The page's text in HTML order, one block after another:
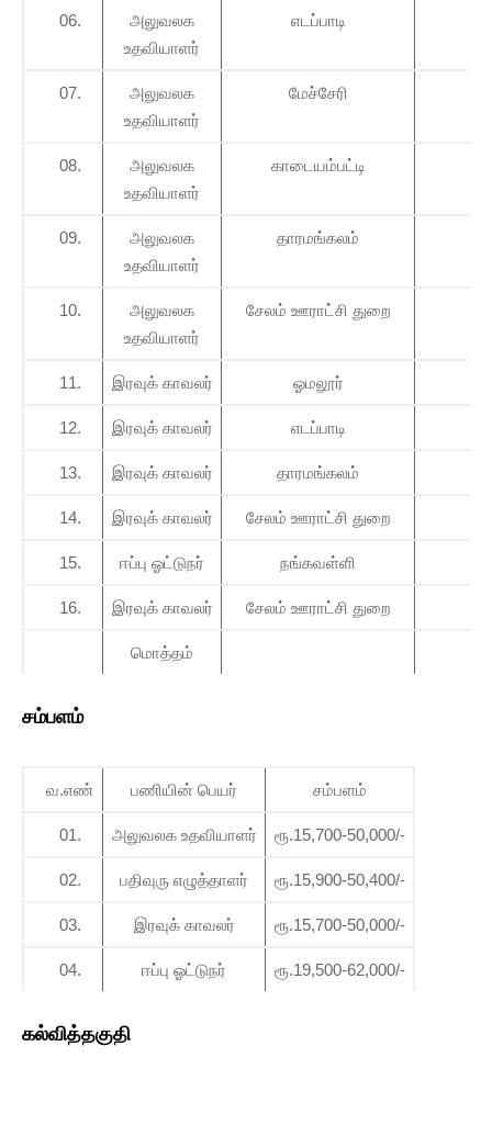
06.
அலுவலக
உதவியாளர்
எடப்பாடி
07.
அலுவலக
உதவியாளர்
மேச்சேரி
08.
அலுவலக
உதவியாளர்
காடையம்பட்டி
09.
அலுவலக
உதவியாளர்
தாரமங்கலம்
10.
அலுவலக
உதவியாளர்
சேலம் ஊராட்சி துறை
11. இரவுக் காவலர் ஓமலூர்
12. இரவுக் காவலர் எடப்பாடி
13. இரவுக் காவலர் தாரமங்கலம்
14. இரவுக் காவலர் சேலம் ஊராட்சி துறை
15. ஈப்பு ஓட்டுநர் நங்கவள்ளி
16. இரவுக் காவலர் சேலம் ஊராட்சி துறை
மொத்தம்
சம்பளம்
வ.எண் பணியின் பெயர் சம்பளம்
01. அலுவலக உதவியாளர் ரூ.15,700-50,000/-
02. பதிவுரு எழுத்தாளர் ரூ.15,900-50,400/-
03. இரவுக் காவலர் ரூ.15,700-50,000/-
04. ஈப்பு ஓட்டுநர் ரூ.19,500-62,000/-
கல்வித்தகுதி